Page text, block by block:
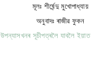
মূলঃ শীৰ্ষেন্দু মুখোপাধ্যায়
অনুবাদঃ ৰাজীৱ ফুকন
উপন্যাসখনৰ সূচীপত্ৰলৈ যাবলৈ